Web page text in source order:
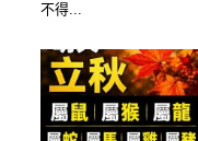
不得...